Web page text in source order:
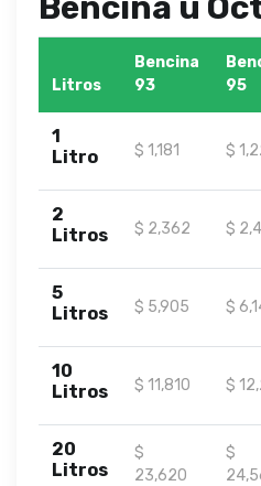
Litros
Bencina
93
95
1
Litro
$ 1,181 $
2
Litros
$ 2,362 $
5
Litros
$ 5,905 $
10
Litros
$ 11,810 $
20
Litros
$
23,620
$